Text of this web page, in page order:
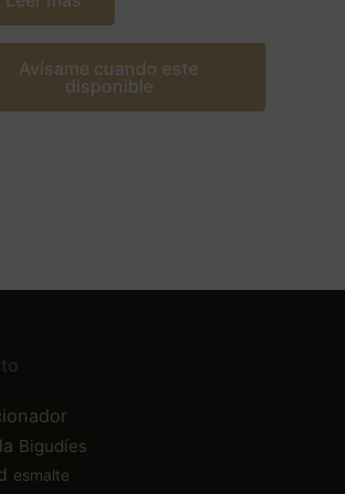
Avísame cuando este
disponible
Bigudíes
esmalte